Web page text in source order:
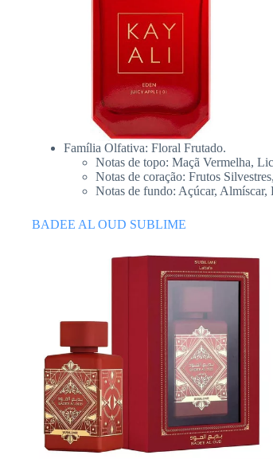
Família Olfativa: Floral Frutado.
Notas de topo: Maçã Vermelha,
Notas de coração: Frutos
Notas de fundo: Açúcar,
BADEE AL OUD SUBLIME